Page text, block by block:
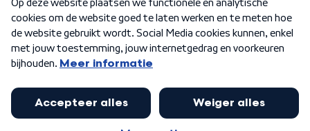
Algemene voorwaarden